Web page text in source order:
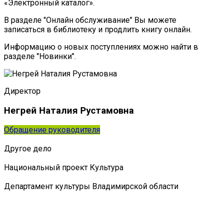
«Электронный каталог».
В разделе "Онлайн обслуживание" Вы можете
записаться в библиотеку и продлить книгу онлайн.
Информацию о новых поступлениях можно найти в
разделе "Новинки".
Директор
Негрей Наталия Рустамовна
Обращение руководителя
Другое дело
Национальный проект Культура
Департамент культуры Владимирской области